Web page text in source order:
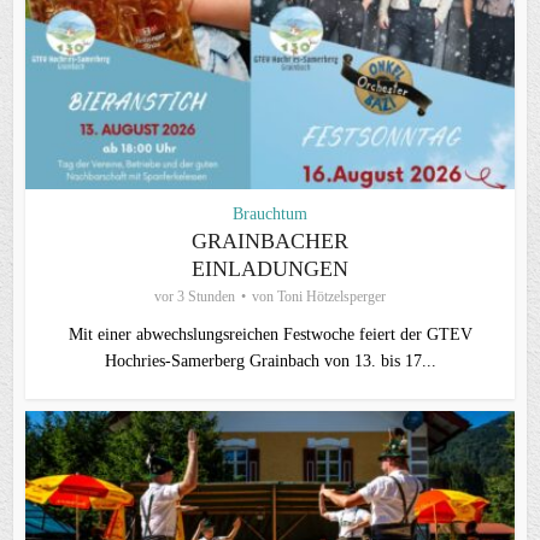
Brauchtum
GRAINBACHER
EINLADUNGEN
vor 3 Stunden von Toni Hötzelsperger
Mit einer abwechslungsreichen Festwoche feiert der GTEV
Hochries-Samerberg Grainbach von 13. bis 17...